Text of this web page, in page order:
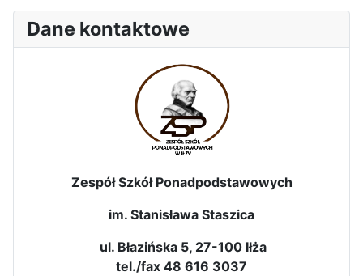
Dane kontaktowe
Zespół Szkół Ponadpodstawowych
im. Stanisława Staszica
ul. Błazińska 5, 27-100 Iłża
tel./fax 48 616 3037